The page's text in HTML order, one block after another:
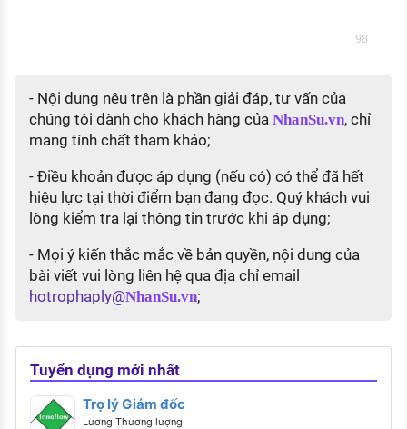
98
- Nội dung nêu trên là phần giải đáp, tư vấn của
chúng tôi dành cho khách hàng của NhanSu.vn, chỉ
mang tính chất tham khảo;
- Điều khoản được áp dụng (nếu có) có thể đã hết
hiệu lực tại thời điểm bạn đang đọc. Quý khách vui
lòng kiểm tra lại thông tin trước khi áp dụng;
- Mọi ý kiến thắc mắc về bản quyền, nội dung của
bài viết vui lòng liên hệ qua địa chỉ email
hotrophaply@NhanSu.vn;
Tuyển dụng mới nhất
Trợ lý Giám đốc
Lương Thương lượng